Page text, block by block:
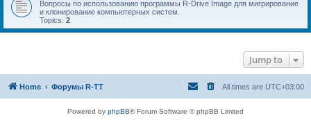
Вопросы по использованию программы R-Drive Image для мигрирование
и клонирование компьютерных систем.
Topics: 2
Jump to
Home Форумы R-TT All times are UTC+03:00
Powered by phpBB® Forum Software © phpBB Limited